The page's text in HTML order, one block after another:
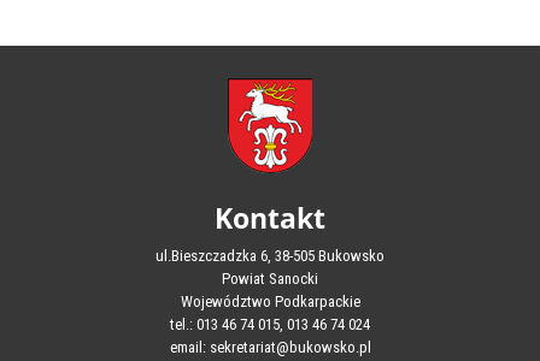
Kontakt
ul.Bieszczadzka 6, 38-505 Bukowsko
Powiat Sanocki
Województwo Podkarpackie
tel.: 013 46 74 015, 013 46 74 024
email: sekretariat@bukowsko.pl